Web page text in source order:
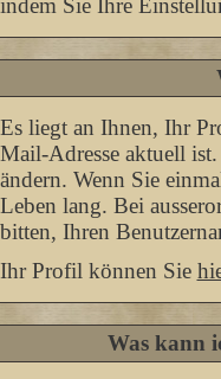
indem Sie Ihre
Es liegt an Ihnen, Ihr
Mail-Adresse aktuell
ändern. Wenn Sie
Leben lang. Bei
bitten, Ihren
Ihr Profil können Sie
Was kann